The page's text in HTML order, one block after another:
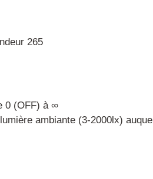
265
0 (OFF) à ∞
ambiante (3-2000lx) auquel